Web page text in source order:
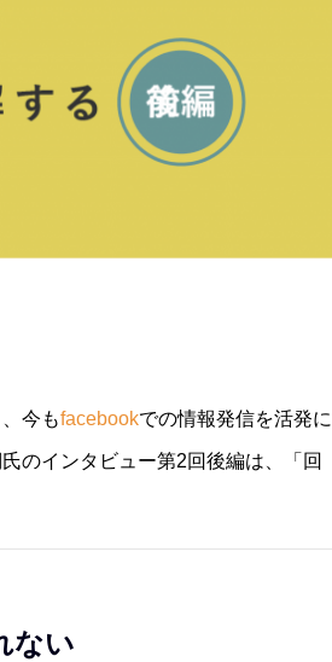
今もfacebookでの情報発信を活発に
のインタビュー第2回後編は、「回
ない